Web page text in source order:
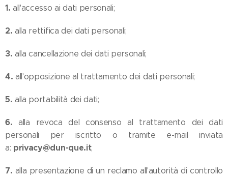
1. all'accesso ai dati personali;
2. alla rettifica dei dati personali;
3. alla cancellazione dei dati personali;
4. all'opposizione al trattamento dei dati personali;
5. alla portabilità dei dati;
6. alla revoca del consenso al trattamento dei dati
personali per iscritto o tramite e-mail inviata
a: privacy@dun-que.it;
7. alla presentazione di un reclamo all'autorità di controllo